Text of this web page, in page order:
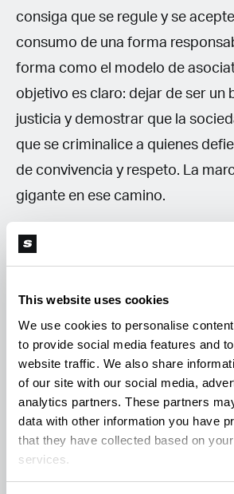
This website uses cookies
We use cookies to personalise
to provide social media features and
website traffic. We also share
of our site with our social media,
analytics partners. These partners
data with other information you have
that they have collected based on
services.
consiga que se regule y se
consumo de una forma
forma como el modelo de
objetivo es claro: dejar de ser un
justicia y demostrar que la
que se criminalice a quienes
de convivencia y respeto. La
gigante en ese camino.
Sigue leyendo
Libertad para Aythami:
judiciales en el movimiento
Albert Tió y Víctor Segués en
Condicional
Estudio sobre Clubes Sociales